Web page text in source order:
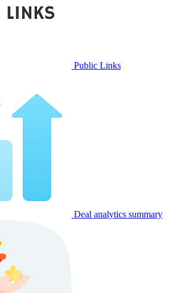
Public Links
Deal analytics summary